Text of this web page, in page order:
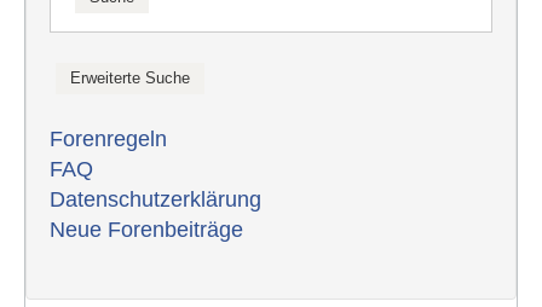
Forenregeln
FAQ
Datenschutzerklärung
Neue Forenbeiträge